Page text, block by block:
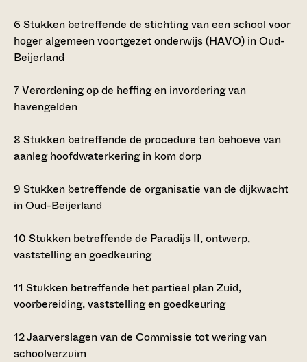
6 Stukken betreffende de stichting van een school voor
hoger algemeen voortgezet onderwijs (HAVO) in Oud-
Beijerland
7Verordening op de heffing en invordering van
havengelden
8 Stukken betreffende de procedure ten behoeve van
aanleg hoofdwaterkering in kom dorp
9 Stukken betreffende de organisatie van de dijkwacht
in Oud-Beijerland
10 Stukken betreffende de Paradijs II, ontwerp,
vaststelling en goedkeuring
11 Stukken betreffende het partieel plan Zuid,
voorbereiding, vaststelling en goedkeuring
12Jaarverslagen van de Commissie tot wering van
schoolverzuim